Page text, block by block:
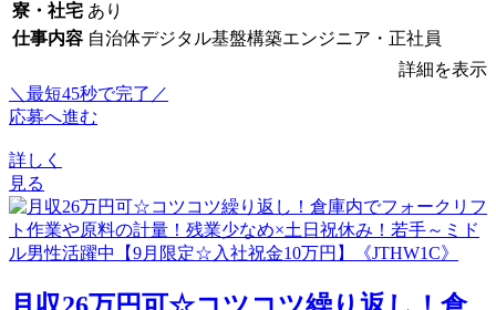
寮・社宅 あり
仕事内容 自治体デジタル基盤構築エンジニア・正社員
詳細を表示
＼最短45秒で完了／
応募へ進む
詳しく
見る